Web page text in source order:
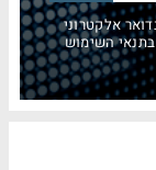
אלקטרוני